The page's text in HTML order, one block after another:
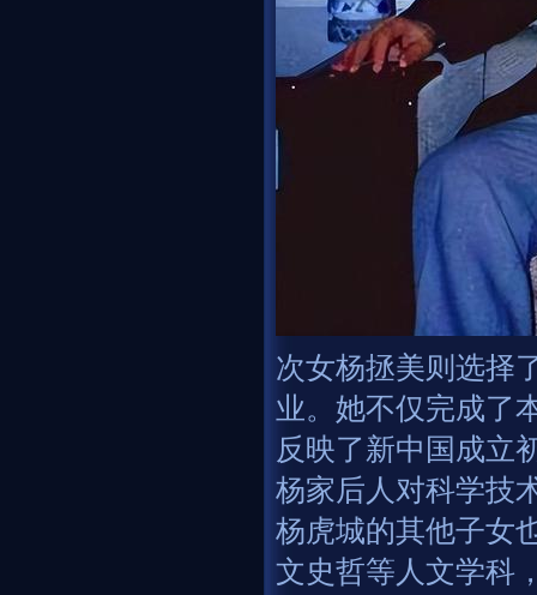
次女杨拯美则选择
业。她不仅完成了
反映了新中国成立
杨家后人对科学技
杨虎城的其他子女
文史哲等人文学科